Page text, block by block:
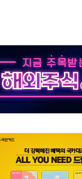
인사제도 안내서 발간
방청 119안심콜 영문
온라인 대리 신청 가능
계 전국 확대 점검